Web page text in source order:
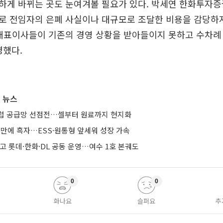
게 바뀌는 곳도 눈여겨볼 필요가 있다. 박세연 한화투자
전임자의 은폐 사실이나 대규모로 조달한 비용을 감당하
이사들이 기존의 경영 상황을 받아들이지 못하고 수차
했다.
스
공급망 선점전…셀부터 원료까지 현지화
에 흑자…ESS·원통형 앞세워 성장 가속
롯데·한화·DL 공동 운영…여수 1호 본궤도
화나요
0
슬퍼요
0